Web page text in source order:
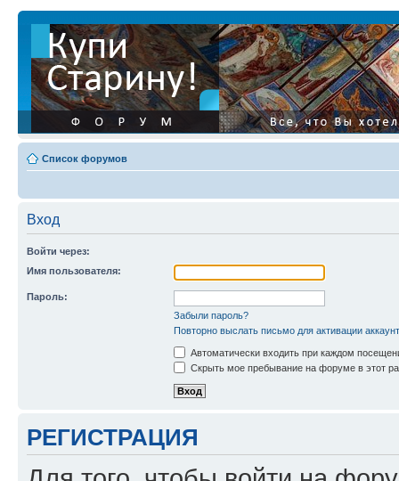
Список форумов
Вход
Войти через:
Имя пользователя:
Пароль:
Забыли пароль?
Повторно выслать письмо для активации
Автоматически входить при каждом
Скрыть мое пребывание на форуме в этот
РЕГИСТРАЦИЯ